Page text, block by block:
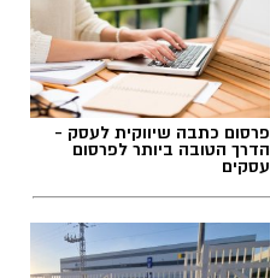
פרסום כתבה שיווקית לעסק -
הדרך הטובה ביותר לפרסום
עסקים